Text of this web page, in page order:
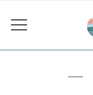
바
로
들
toggle
navigation